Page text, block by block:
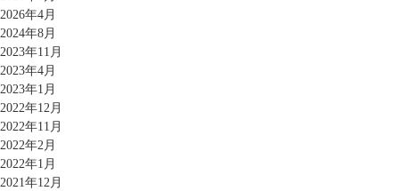
2026年4月
2024年8月
2023年11月
2023年4月
2023年1月
2022年12月
2022年11月
2022年2月
2022年1月
2021年12月